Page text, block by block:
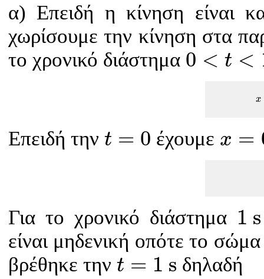
α) Επειδή η κίνηση είναι
χωρίσουμε την κίνηση στα
το χρονικό διάστημα 0 < t <
0 t<1 s
x
Επειδή την t = 0
t= έχουμε x =
x=
Για το χρονικό διάστημα 1 s
1 s
είναι μηδενική οπότε το
βρέθηκε την t = 1 s
t= s δηλαδή